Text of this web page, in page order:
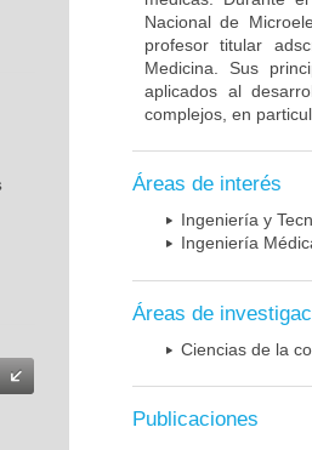
Nacional de
profesor titular
Medicina. Sus
aplicados al
complejos, en
Áreas de interés
Ingeniería y
Ingeniería
Áreas de
Ciencias de la
Publicaciones